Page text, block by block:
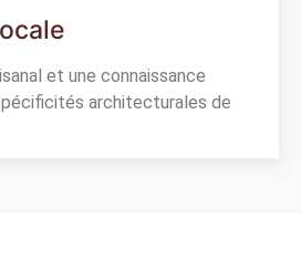
et une connaissance
architecturales de